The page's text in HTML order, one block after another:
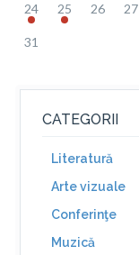
24 25 26 27
31
CATEGORII
Literatură
Arte vizuale
Conferinţe
Muzică